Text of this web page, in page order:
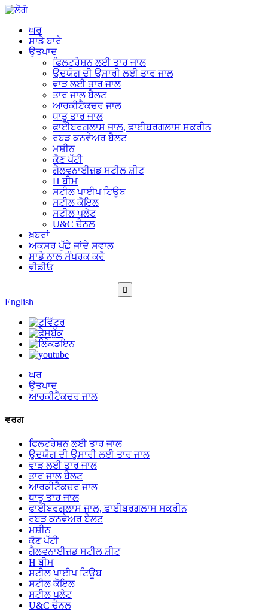
ਘਰ
ਸਾਡੇ ਬਾਰੇ
ਉਤਪਾਦ
ਫਿਲਟਰੇਸ਼ਨ ਲਈ ਤਾਰ ਜਾਲ
ਉਦਯੋਗ ਦੀ ਉਸਾਰੀ ਲਈ ਤਾਰ ਜਾਲ
ਵਾੜ ਲਈ ਤਾਰ ਜਾਲ
ਤਾਰ ਜਾਲ ਬੈਲਟ
ਆਰਕੀਟੈਕਚਰ ਜਾਲ
ਧਾਤੂ ਤਾਰ ਜਾਲ
ਫਾਈਬਰਗਲਾਸ ਜਾਲ, ਫਾਈਬਰਗਲਾਸ ਸਕਰੀਨ
ਰਬੜ ਕਨਵੇਅਰ ਬੈਲਟ
ਮਸ਼ੀਨ
ਕੋਣ ਪੱਟੀ
ਗੈਲਵਨਾਈਜ਼ਡ ਸਟੀਲ ਸ਼ੀਟ
H ਬੀਮ
ਸਟੀਲ ਪਾਈਪ ਟਿਊਬ
ਸਟੀਲ ਕੋਇਲ
ਸਟੀਲ ਪਲੇਟ
U&C ਚੈਨਲ
ਖ਼ਬਰਾਂ
ਅਕਸਰ ਪੁੱਛੇ ਜਾਂਦੇ ਸਵਾਲ
ਸਾਡੇ ਨਾਲ ਸੰਪਰਕ ਕਰੋ
ਵੀਡੀਓ
English
ਘਰ
ਉਤਪਾਦ
ਆਰਕੀਟੈਕਚਰ ਜਾਲ
ਵਰਗ
ਫਿਲਟਰੇਸ਼ਨ ਲਈ ਤਾਰ ਜਾਲ
ਉਦਯੋਗ ਦੀ ਉਸਾਰੀ ਲਈ ਤਾਰ ਜਾਲ
ਵਾੜ ਲਈ ਤਾਰ ਜਾਲ
ਤਾਰ ਜਾਲ ਬੈਲਟ
ਆਰਕੀਟੈਕਚਰ ਜਾਲ
ਧਾਤੂ ਤਾਰ ਜਾਲ
ਫਾਈਬਰਗਲਾਸ ਜਾਲ, ਫਾਈਬਰਗਲਾਸ ਸਕਰੀਨ
ਰਬੜ ਕਨਵੇਅਰ ਬੈਲਟ
ਮਸ਼ੀਨ
ਕੋਣ ਪੱਟੀ
ਗੈਲਵਨਾਈਜ਼ਡ ਸਟੀਲ ਸ਼ੀਟ
H ਬੀਮ
ਸਟੀਲ ਪਾਈਪ ਟਿਊਬ
ਸਟੀਲ ਕੋਇਲ
ਸਟੀਲ ਪਲੇਟ
U&C ਚੈਨਲ